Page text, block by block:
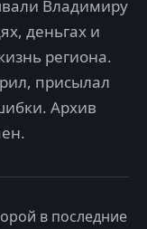
Владимиру
деньгах и
региона.
присылал
Архив
в последние